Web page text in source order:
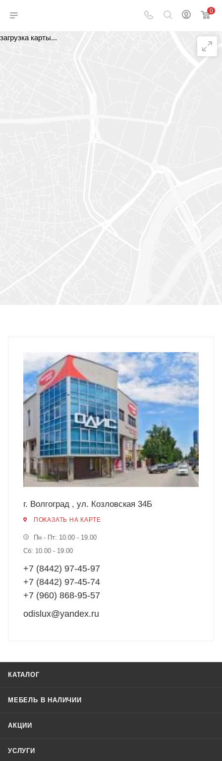
0
загрузка карты...
г. Волгоград , ул. Козловская 34Б
ПОКАЗАТЬ НА КАРТЕ
Пн - Пт: 10.00 - 19.00
Сб: 10.00 - 19.00
+7 (8442) 97-45-97
+7 (8442) 97-45-74
+7 (960) 868-95-57
odislux@yandex.ru
КАТАЛОГ
МЕБЕЛЬ В НАЛИЧИИ
АКЦИИ
УСЛУГИ